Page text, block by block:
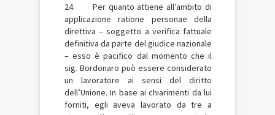
24. Per quanto attiene all’ambito di
applicazione ratione personae della
direttiva – soggetto a verifica fattuale
definitiva da parte del giudice nazionale
– esso è pacifico dal momento che il
sig. Bordonaro può essere considerato
un lavoratore ai sensi del diritto
dell’Unione. In base ai chiarimenti da lui
forniti, egli aveva lavorato da tre a